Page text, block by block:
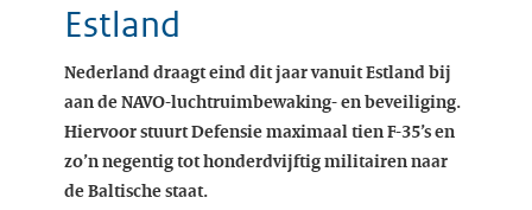
Estland
Nederland draagt eind dit jaar vanuit Estland bij
aan de NAVO-luchtruimbewaking- en beveiliging.
Hiervoor stuurt Defensie maximaal tien F-35’s en
zo’n negentig tot honderdvijftig militairen naar
de Baltische staat.